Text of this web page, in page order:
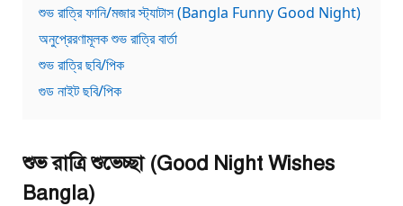
শুভ রাত্রি ফানি/মজার স্ট্যাটাস (Bangla Funny Good Night)
অনুপ্রেরণামূলক শুভ রাত্রি বার্তা
শুভ রাত্রি ছবি/পিক
গুড নাইট ছবি/পিক
শুভ রাত্রি শুভেচ্ছা (Good Night Wishes
Bangla)